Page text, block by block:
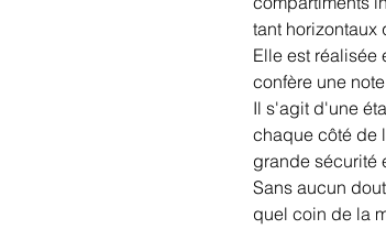
tant horizontaux
Elle est réalisée
confère une
Il s'agit d'une
chaque côté de
grande sécurité
Sans aucun
quel coin de la